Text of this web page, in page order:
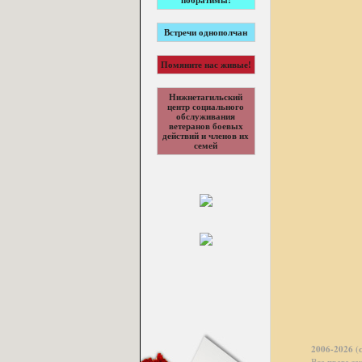
Встречи однополчан
Помяните нас живые!
Нижнетагильский
центр социального
обслуживания
ветеранов боевых
действий и членов их
семей
2006-2026